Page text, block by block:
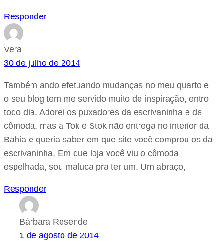
Responder
Vera
30 de julho de 2014
Também ando efetuando mudanças no meu quarto e
o seu blog tem me servido muito de inspiração, entro
todo dia. Adorei os puxadores da escrivaninha e da
cômoda, mas a Tok e Stok não entrega no interior da
Bahia e queria saber em que site você comprou os da
escrivaninha. Em que loja você viu o cômoda
espelhada, sou maluca pra ter um. Um abraço,
Responder
Bárbara Resende
1 de agosto de 2014